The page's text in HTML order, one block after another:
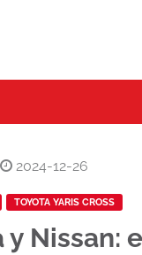
2024-12-26
TOYOTA YARIS CROSS
y Nissan: